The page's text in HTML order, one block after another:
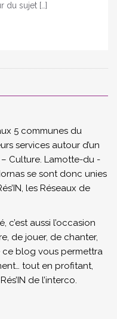
du sujet […]
5 communes du
services autour d’un
Culture. Lamotte-du -
se sont donc unies
les Réseaux de
c’est aussi l’occasion
de jouer, de chanter,
ce blog vous permettra
tout en profitant,
de l’interco.